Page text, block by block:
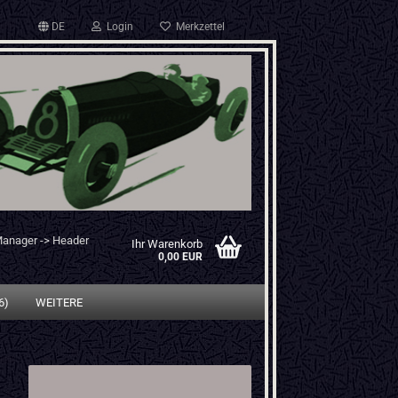
DE Login Merkzettel
-> Header Ihr Warenkorb
0,00 EUR
WEITERE